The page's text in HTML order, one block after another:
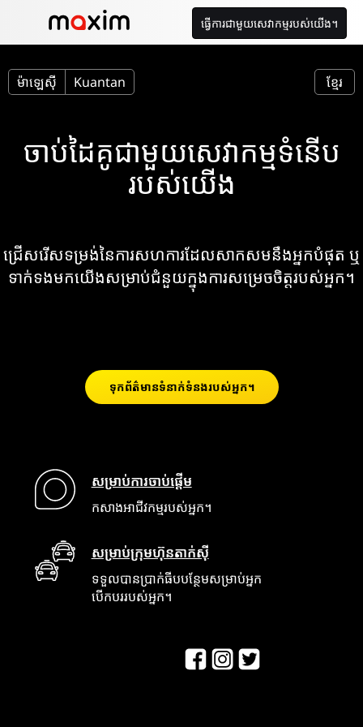
ធ្វើការជាមួយសេវាកម្មរបស់យើង។
ម៉ាឡេស៊ី Kuantan ខ្មែរ
ចាប់ដៃគូជាមួយសេវាកម្មទំនើប
របស់យើង
ជ្រើសរើសទម្រង់នៃការសហការដែលសាកសមនឹងអ្នកបំផុត ឬ
ទាក់ទងមកយើងសម្រាប់ជំនួយក្នុងការសម្រេចចិត្តរបស់អ្នក។
ទុកព័ត៌មានទំនាក់ទំនងរបស់អ្នក។
សម្រាប់ការចាប់ផ្តើម
កសាងអាជីវកម្មរបស់អ្នក។
សម្រាប់ក្រុមហ៊ុនតាក់ស៊ី
ទទួលបានប្រាក់ធីបបន្ថែមសម្រាប់អ្នក
បើកបររបស់អ្នក។